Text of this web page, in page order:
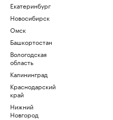
Екатеринбург
Новосибирск
Омск
Башкортостан
Вологодская
область
Калининград
Краснодарский
край
Нижний
Новгород